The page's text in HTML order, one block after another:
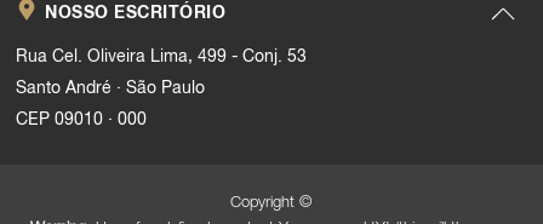
NOSSO ESCRITÓRIO
Rua Cel. Oliveira Lima, 499 - Conj. 53
Santo André
São Paulo
CEP 09010
000
Copyright ©